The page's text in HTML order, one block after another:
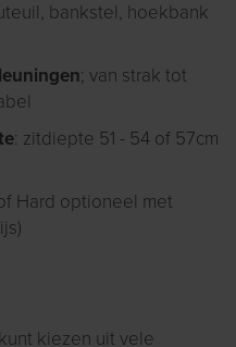
bankstel, hoekbank
; van strak tot
: zitdiepte 51 - 54 of 57cm
Hard optioneel met
kiezen uit vele